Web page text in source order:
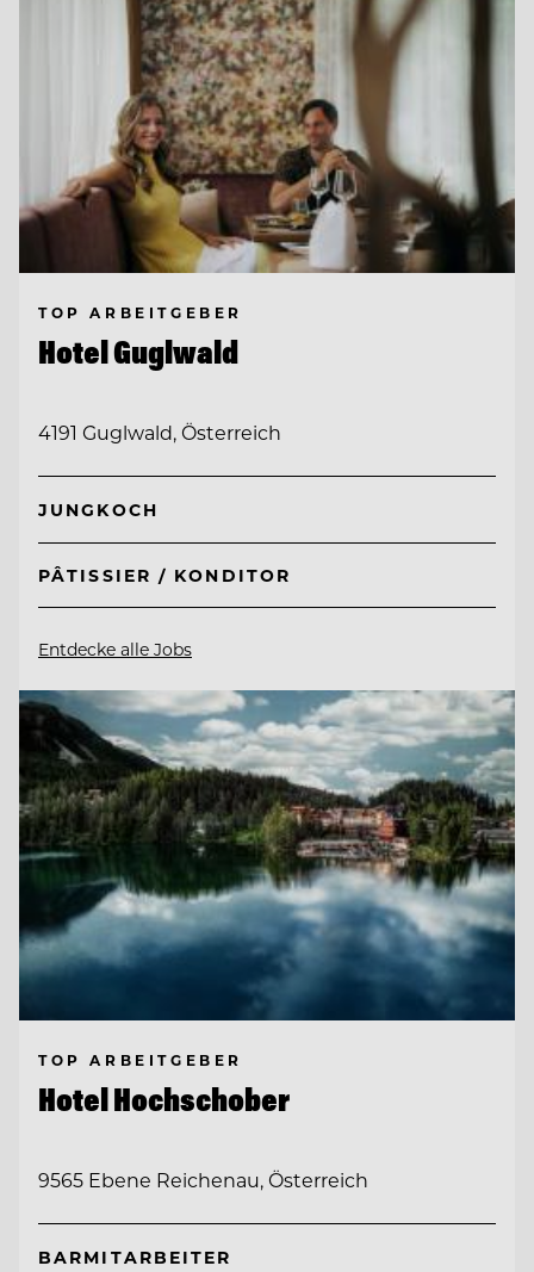
TOP ARBEITGEBER
Hotel Guglwald
4191 Guglwald, Österreich
JUNGKOCH
PÂTISSIER / KONDITOR
Entdecke alle Jobs
TOP ARBEITGEBER
Hotel Hochschober
9565 Ebene Reichenau, Österreich
BARMITARBEITER